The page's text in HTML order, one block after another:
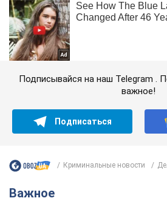
Подписывайся на наш Telegram .
важное!
Подписаться
Криминальные новости
Важное